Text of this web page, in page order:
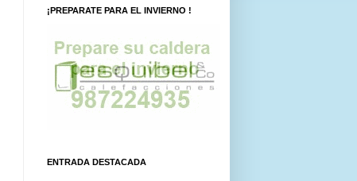
¡PREPARATE PARA EL INVIERNO !
ENTRADA DESTACADA